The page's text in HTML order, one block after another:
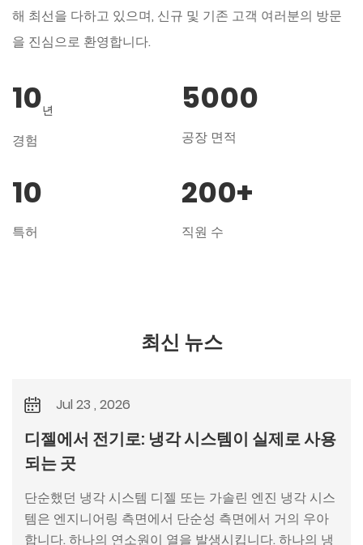
해 최선을 다하고 있으며, 신규 및 기존 고객 여러분의 방문
을 진심으로 환영합니다.
10년
경험
5000
공장 면적
10
특허
200+
직원 수
최신 뉴스
Jul 23 , 2026
디젤에서 전기로: 냉각 시스템이 실제로 사용
되는 곳
단순했던 냉각 시스템 디젤 또는 가솔린 엔진 냉각 시스
템은 엔지니어링 측면에서 단순성 측면에서 거의 우아
합니다. 하나의 연소원이 열을 발생시킵니다. 하나의 냉